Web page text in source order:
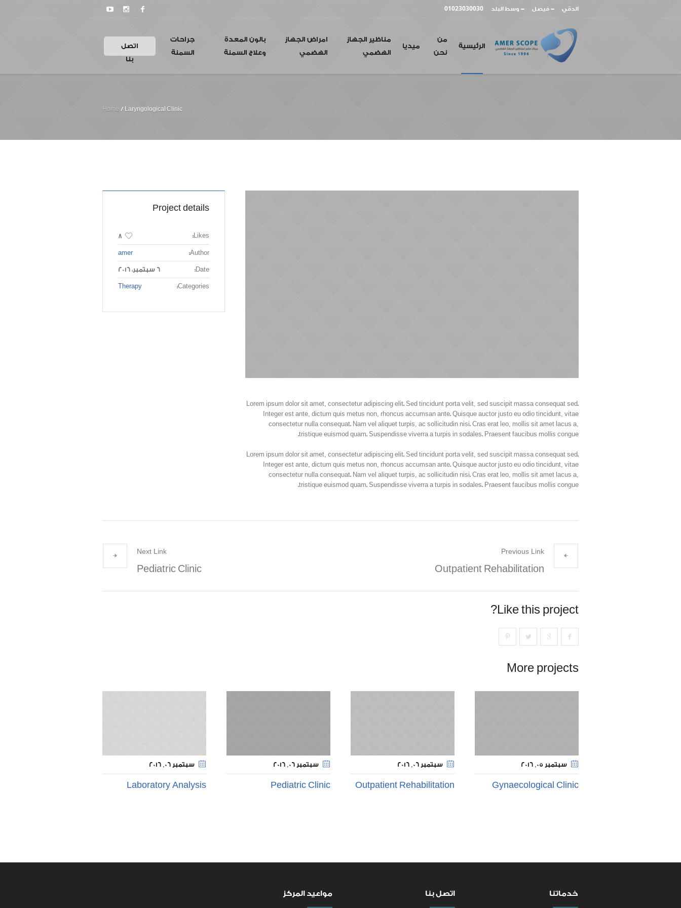
الدقي - فيصل - وسط البلد 01023030030
الرئيسية
من
نحن
ميديا
مناظير الجهاز
الهضمي
امراض الجهاز
الهضمي
بالون المعدة
وعلاج السمنة
جراحات
السمنة
اتصل
بنا
Home / Laryngological Clinic
Lorem ipsum dolor sit amet, consectetur adipiscing elit. Sed tincidunt porta velit, sed suscipit massa consequat sed.
Integer est ante, dictum quis metus non, rhoncus accumsan ante. Quisque auctor justo eu odio tincidunt, vitae
consectetur nulla consequat. Nam vel aliquet turpis, ac sollicitudin nisi. Cras erat leo, mollis sit amet lacus a,
tristique euismod quam. Suspendisse viverra a turpis in sodales. Praesent faucibus mollis congue.
Lorem ipsum dolor sit amet, consectetur adipiscing elit. Sed tincidunt porta velit, sed suscipit massa consequat sed.
Integer est ante, dictum quis metus non, rhoncus accumsan ante. Quisque auctor justo eu odio tincidunt, vitae
consectetur nulla consequat. Nam vel aliquet turpis, ac sollicitudin nisi. Cras erat leo, mollis sit amet lacus a,
tristique euismod quam. Suspendisse viverra a turpis in sodales. Praesent faucibus mollis congue.
Project details
Likes:
8
Author:
amer
Date: 6 سبتمبر، 2016
Categories:
Therapy
Previous Link
Outpatient Rehabilitation
Next Link
Pediatric Clinic
Like this project?
More projects
سبتمبر 06
Laboratory Analysis
سبتمبر 06
Pediatric Clinic
سبتمبر 06
Outpatient Rehabilitation
سبتمبر 05
Gynaecological Clinic
خدماتنا اتصل بنا مواعيد المركز